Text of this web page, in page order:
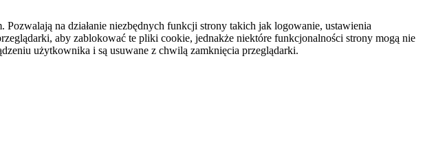
na działanie niezbędnych funkcji strony takich jak logowanie, ustawienia
aby zablokować te pliki cookie, jednakże niektóre funkcjonalności strony mogą nie
użytkownika i są usuwane z chwilą zamknięcia przeglądarki.